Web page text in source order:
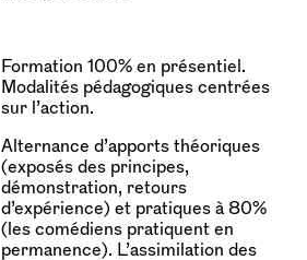
Formation 100% en présentiel.
Modalités pédagogiques centrées
sur l’action.
Alternance d’apports théoriques
(exposés des principes,
démonstration, retours
d’expérience) et pratiques à 80%
(les comédiens pratiquent en
permanence). L’assimilation des